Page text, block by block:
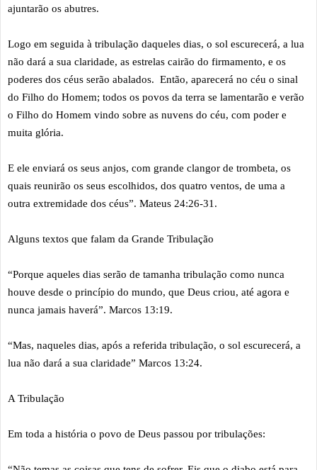
ajuntarão os abutres.
Logo em seguida à tribulação daqueles dias, o sol escurecerá, a lua
não dará a sua claridade, as estrelas cairão do firmamento, e os
poderes dos céus serão abalados. Então, aparecerá no céu o sinal
do Filho do Homem; todos os povos da terra se lamentarão e verão
o Filho do Homem vindo sobre as nuvens do céu, com poder e
muita glória.
E ele enviará os seus anjos, com grande clangor de trombeta, os
quais reunirão os seus escolhidos, dos quatro ventos, de uma a
outra extremidade dos céus”. Mateus 24:26-31.
Alguns textos que falam da Grande Tribulação
“Porque aqueles dias serão de tamanha tribulação como nunca
houve desde o princípio do mundo, que Deus criou, até agora e
nunca jamais haverá”. Marcos 13:19.
“Mas, naqueles dias, após a referida tribulação, o sol escurecerá, a
lua não dará a sua claridade” Marcos 13:24.
A Tribulação
Em toda a história o povo de Deus passou por tribulações: